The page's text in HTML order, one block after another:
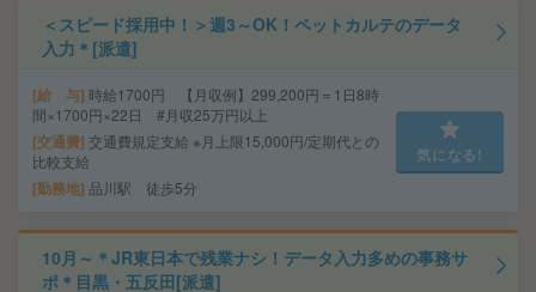
＜スピード採用中！＞週3～OK！ペットカルテのデータ
入力＊[派遣]
給 与 時給1700円 【月収例】299,200円＝1日8時
間×1700円×22日 #月収25万円以上
交通費 交通費規定支給 ※月上限15,000円/定期代との
比較支給
勤務地 品川駅 徒歩5分
気になる!
10月～＊JR東日本で残業ナシ！データ入力多めの事務サ
ポ＊目黒・五反田[派遣]